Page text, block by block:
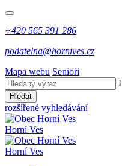
+420 565 391 286
podatelna@hornives.cz
Mapa webu Senioři
Hledat
rozšířené vyhledávání
Horní Ves
Horní Ves